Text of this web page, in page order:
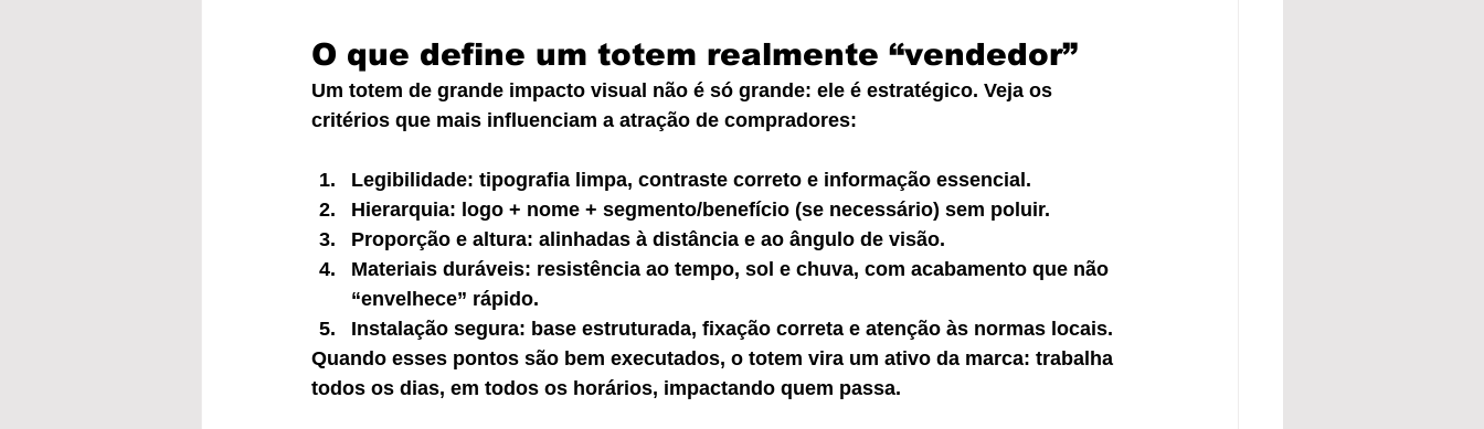
O que define um totem realmente “vendedor”
Um totem de grande impacto visual não é só grande: ele é estratégico. Veja os
critérios que mais influenciam a atração de compradores:
Legibilidade: tipografia limpa, contraste correto e informação essencial.
Hierarquia: logo + nome + segmento/benefício (se necessário) sem poluir.
Proporção e altura: alinhadas à distância e ao ângulo de visão.
Materiais duráveis: resistência ao tempo, sol e chuva, com acabamento que não
“envelhece” rápido.
Instalação segura: base estruturada, fixação correta e atenção às normas locais.
Quando esses pontos são bem executados, o totem vira um ativo da marca: trabalha
todos os dias, em todos os horários, impactando quem passa.